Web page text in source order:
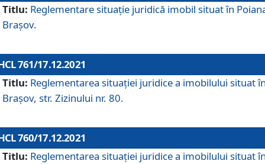
Titlu: Reglementare situație juridică imobil situat în
Brașov.
761/17.12.2021
Titlu: Reglementarea situației juridice a imobilului situat
Brașov, str. Zizinului nr. 80.
760/17.12.2021
Titlu: Reglementarea situației juridice a imobilului situat